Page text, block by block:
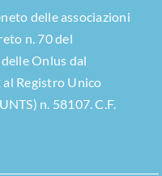
delle associazioni
n. 70 del
Onlus dal
Registro Unico
n. 58107. C.F.